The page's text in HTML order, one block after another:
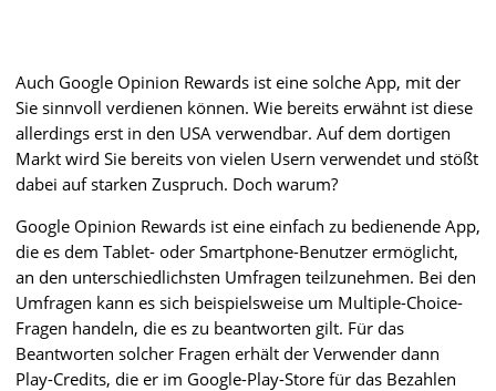
Auch Google Opinion Rewards ist eine solche App, mit der
Sie sinnvoll verdienen können. Wie bereits erwähnt ist diese
allerdings erst in den USA verwendbar. Auf dem dortigen
Markt wird Sie bereits von vielen Usern verwendet und stößt
dabei auf starken Zuspruch. Doch warum?
Google Opinion Rewards ist eine einfach zu bedienende App,
die es dem Tablet- oder Smartphone-Benutzer ermöglicht,
an den unterschiedlichsten Umfragen teilzunehmen. Bei den
Umfragen kann es sich beispielsweise um Multiple-Choice-
Fragen handeln, die es zu beantworten gilt. Für das
Beantworten solcher Fragen erhält der Verwender dann
Play-Credits, die er im Google-Play-Store für das Bezahlen